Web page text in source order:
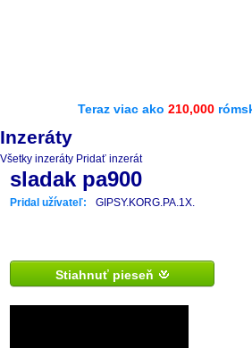
Teraz viac ako 210,000
Inzeráty
Všetky inzeráty Pridať inzerát
sladak pa900
Pridal užívateľ: GIPSY.KORG.PA.1X.
Stiahnuť pieseň